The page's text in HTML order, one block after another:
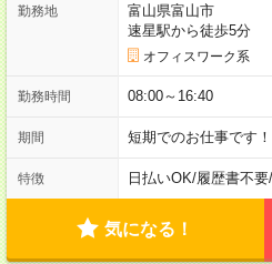
勤務地
富山県富山市
速星駅から徒歩5分
オフィスワーク系
勤務時間 08:00～16:40
期間 短期でのお仕事です！
特徴 日払いOK/履歴書不要/
気になる！